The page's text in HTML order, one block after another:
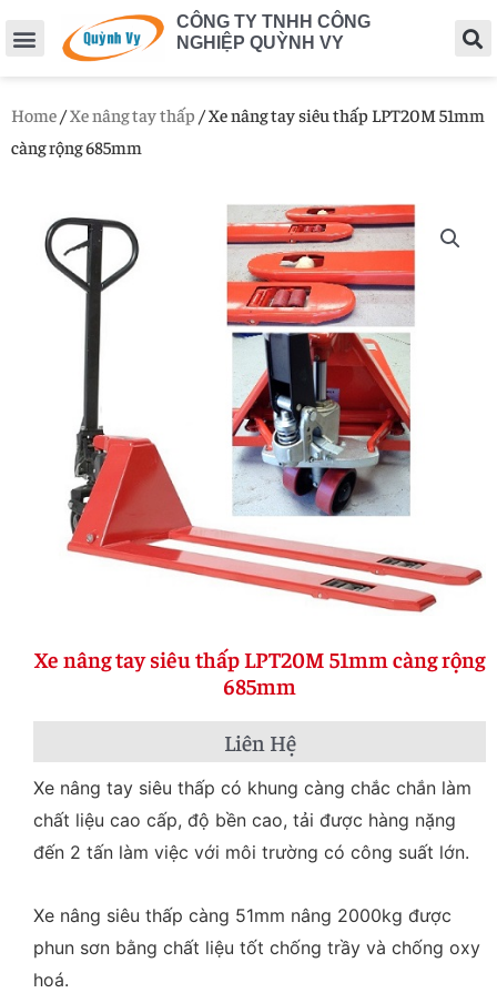
CÔNG TY TNHH CÔNG
NGHIỆP QUỲNH VY
Home /Xe nâng tay thấp / Xe nâng tay siêu thấp LPT20M 51mm
càng rộng 685mm
Xe nâng tay siêu thấp LPT20M 51mm càng rộng
685mm
Liên Hệ
Xe nâng tay siêu thấp có khung càng chắc chắn làm
chất liệu cao cấp, độ bền cao, tải được hàng nặng
đến 2 tấn làm việc với môi trường có công suất lớn.
Xe nâng siêu thấp càng 51mm nâng 2000kg được
phun sơn bằng chất liệu tốt chống trầy và chống oxy
hoá.